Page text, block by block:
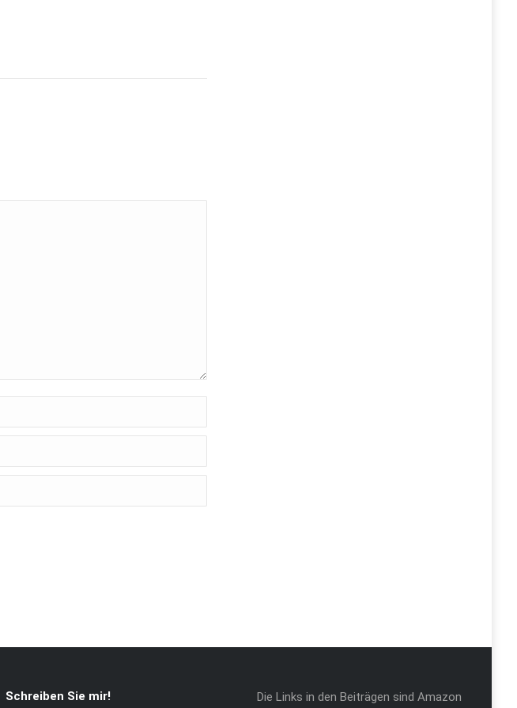
Schreiben Sie mir! Die Links in den Beiträgen sind Amazon